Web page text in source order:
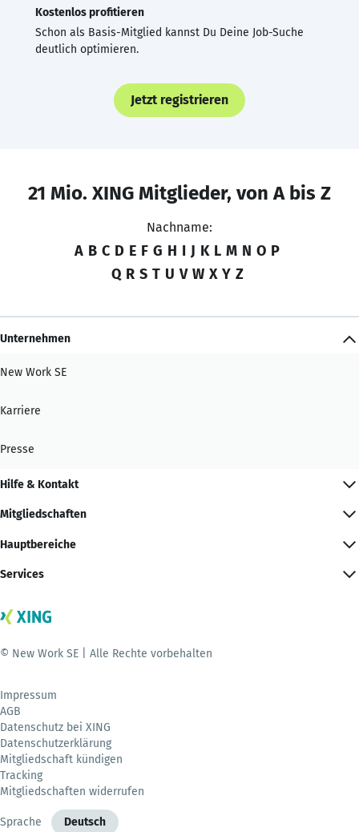
Kostenlos profitieren
Schon als Basis-Mitglied kannst Du Deine Job-Suche
deutlich optimieren.
Jetzt registrieren
21 Mio. XING Mitglieder, von A bis Z
Nachname:
A B C D E F G H I J K L M N O P
Q R S T U V W X Y Z
Unternehmen
New Work SE
Karriere
Presse
Hilfe & Kontakt
Mitgliedschaften
Hauptbereiche
Services
© New Work SE | Alle Rechte vorbehalten
Impressum
AGB
Datenschutz bei XING
Datenschutzerklärung
Mitgliedschaft kündigen
Tracking
Mitgliedschaften widerrufen
Sprache Deutsch